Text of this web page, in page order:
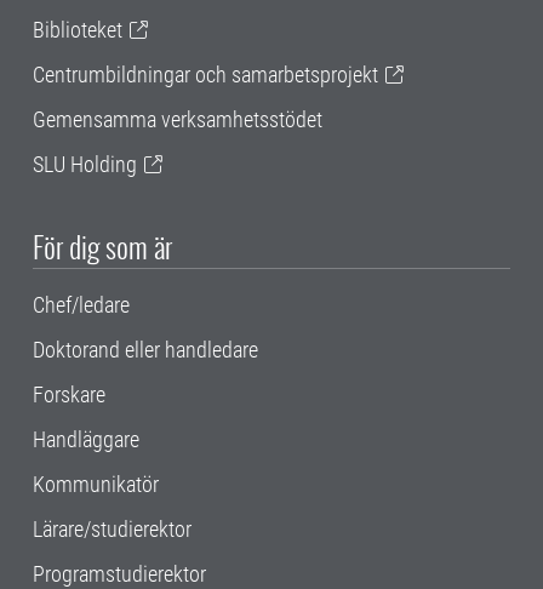
Biblioteket
Centrumbildningar och samarbetsprojekt
Gemensamma verksamhetsstödet
SLU Holding
För dig som är
Chef/ledare
Doktorand eller handledare
Forskare
Handläggare
Kommunikatör
Lärare/studierektor
Programstudierektor